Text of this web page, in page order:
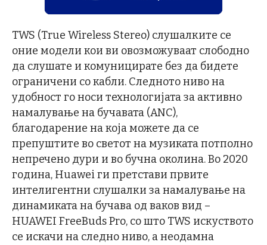
TWS (True Wireless Stereo) слушалките се
оние модели кои ви овозможуваат слободно
да слушате и комуницирате без да бидете
ограничени со кабли. Следното ниво на
удобност го носи технологијата за активно
намалување на бучавата (ANC),
благодарение на која можете да се
препуштите во светот на музиката потполно
непречено дури и во бучна околина. Во 2020
година, Huawei ги претстави првите
интелигентни слушалки за намалување на
динамиката на бучава од ваков вид –
HUAWEI FreeBuds Pro, со што TWS искуството
се искачи на следно ниво, а неодамна